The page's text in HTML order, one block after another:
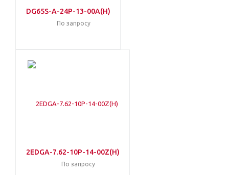
DG65S-A-24P-13-00A(H)
По запросу
2EDGA-7.62-10P-14-00Z(H)
По запросу